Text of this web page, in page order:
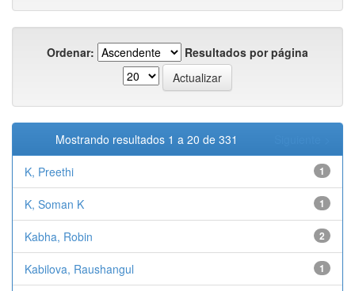
Ordenar: Resultados por página
Mostrando resultados 1 a 20 de 331
K, Preethi 1
K, Soman K 1
Kabha, Robin 2
Kabilova, Raushangul 1